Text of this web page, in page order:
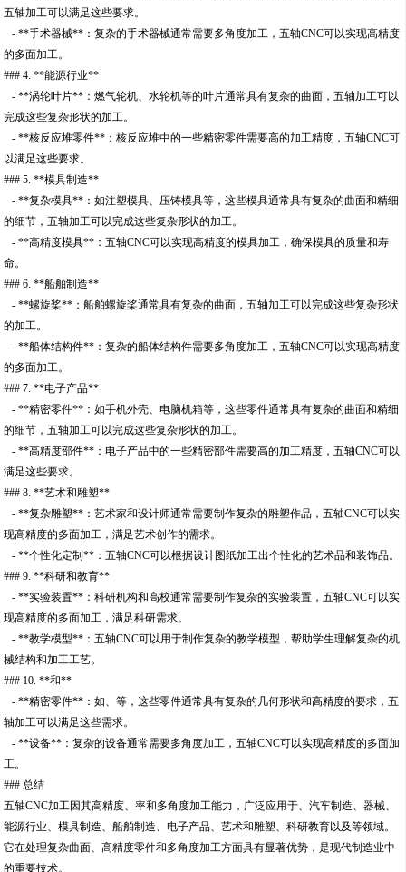
五轴加工可以满足这些要求。
- **手术器械**：复杂的手术器械通常需要多角度加工，五轴CNC可以实现高精度
的多面加工。
### 4. **能源行业**
- **涡轮叶片**：燃气轮机、水轮机等的叶片通常具有复杂的曲面，五轴加工可以
完成这些复杂形状的加工。
- **核反应堆零件**：核反应堆中的一些精密零件需要高的加工精度，五轴CNC可
以满足这些要求。
### 5. **模具制造**
- **复杂模具**：如注塑模具、压铸模具等，这些模具通常具有复杂的曲面和精细
的细节，五轴加工可以完成这些复杂形状的加工。
- **高精度模具**：五轴CNC可以实现高精度的模具加工，确保模具的质量和寿
命。
### 6. **船舶制造**
- **螺旋桨**：船舶螺旋桨通常具有复杂的曲面，五轴加工可以完成这些复杂形状
的加工。
- **船体结构件**：复杂的船体结构件需要多角度加工，五轴CNC可以实现高精度
的多面加工。
### 7. **电子产品**
- **精密零件**：如手机外壳、电脑机箱等，这些零件通常具有复杂的曲面和精细
的细节，五轴加工可以完成这些复杂形状的加工。
- **高精度部件**：电子产品中的一些精密部件需要高的加工精度，五轴CNC可以
满足这些要求。
### 8. **艺术和雕塑**
- **复杂雕塑**：艺术家和设计师通常需要制作复杂的雕塑作品，五轴CNC可以实
现高精度的多面加工，满足艺术创作的需求。
- **个性化定制**：五轴CNC可以根据设计图纸加工出个性化的艺术品和装饰品。
### 9. **科研和教育**
- **实验装置**：科研机构和高校通常需要制作复杂的实验装置，五轴CNC可以实
现高精度的多面加工，满足科研需求。
- **教学模型**：五轴CNC可以用于制作复杂的教学模型，帮助学生理解复杂的机
械结构和加工工艺。
### 10. **和**
- **精密零件**：如、等，这些零件通常具有复杂的几何形状和高精度的要求，五
轴加工可以满足这些需求。
- **设备**：复杂的设备通常需要多角度加工，五轴CNC可以实现高精度的多面加
工。
### 总结
五轴CNC加工因其高精度、率和多角度加工能力，广泛应用于、汽车制造、器械、
能源行业、模具制造、船舶制造、电子产品、艺术和雕塑、科研教育以及等领域。
它在处理复杂曲面、高精度零件和多角度加工方面具有显著优势，是现代制造业中
的重要技术。